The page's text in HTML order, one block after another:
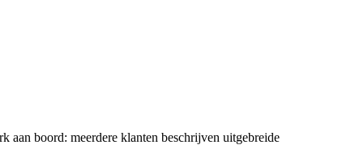
aan boord: meerdere klanten beschrijven uitgebreide